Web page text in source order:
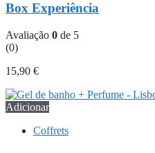
Box Experiência
Avaliação 0 de 5
(0)
15,90 €
Adicionar
Coffrets